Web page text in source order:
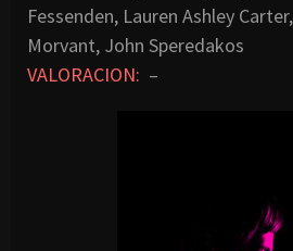
Fessenden, Lauren Ashley
Morvant, John Speredakos
VALORACION: –